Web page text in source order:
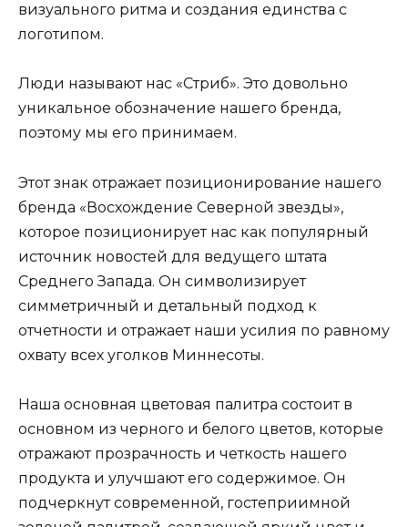
визуального ритма и создания единства с
логотипом.
Люди называют нас «Стриб». Это довольно
уникальное обозначение нашего бренда,
поэтому мы его принимаем.
Этот знак отражает позиционирование нашего
бренда «Восхождение Северной звезды»,
которое позиционирует нас как популярный
источник новостей для ведущего штата
Среднего Запада. Он символизирует
симметричный и детальный подход к
отчетности и отражает наши усилия по равному
охвату всех уголков Миннесоты.
Наша основная цветовая палитра состоит в
основном из черного и белого цветов, которые
отражают прозрачность и четкость нашего
продукта и улучшают его содержимое. Он
подчеркнут современной, гостеприимной